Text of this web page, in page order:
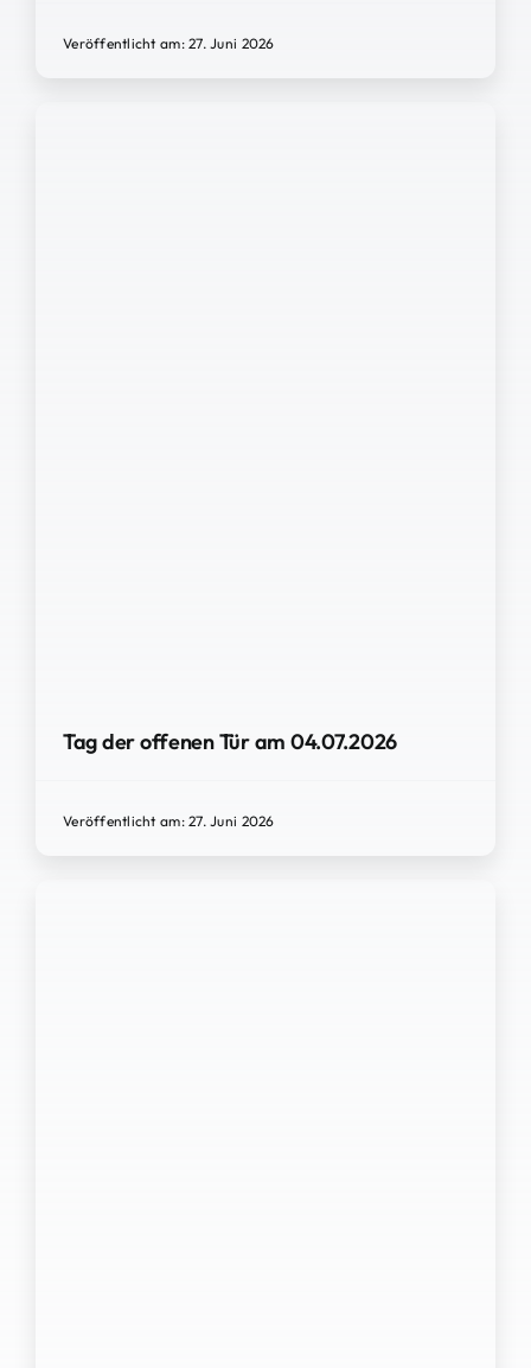
Veröffentlicht am: 27. Juni 2026
Tag der offenen Tür am 04.07.2026
Veröffentlicht am: 27. Juni 2026